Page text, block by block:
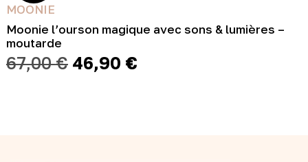
MOONIE
Moonie l’ourson magique avec sons & lumières –
moutarde
67,00€ Le
prix
46,90 €Le